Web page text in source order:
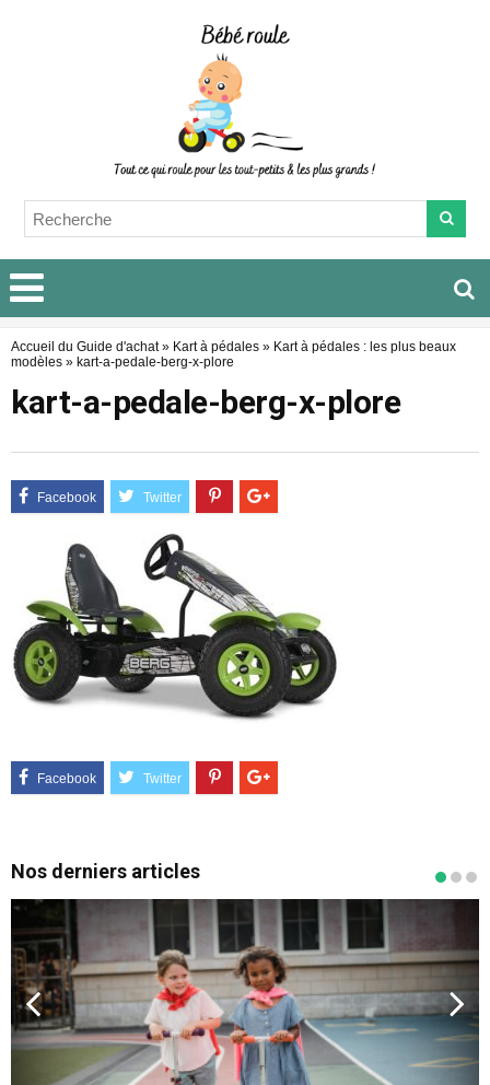
Accueil du Guide d'achat» Kart à pédales » Kart à pédales : les plus beaux
modèles » kart-a-pedale-berg-x-plore
kart-a-pedale-berg-x-plore
Nos derniers articles